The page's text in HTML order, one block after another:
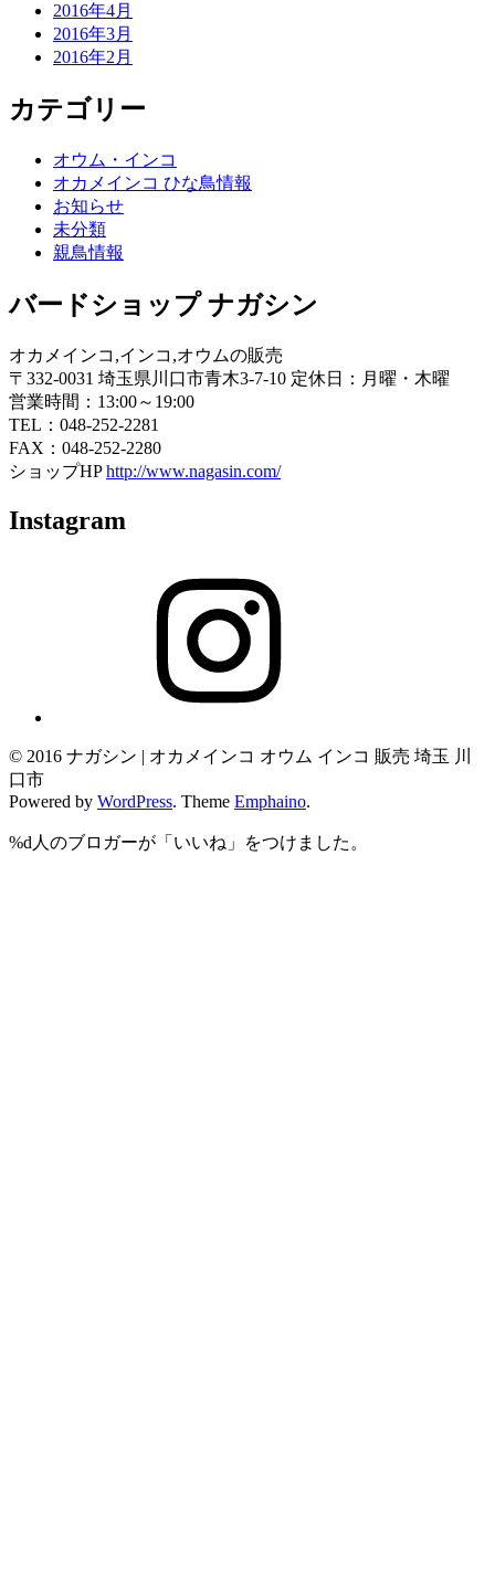
2016年4月
2016年3月
2016年2月
カテゴリー
オウム・インコ
オカメインコ ひな鳥情報
お知らせ
未分類
親鳥情報
バードショップ ナガシン
オカメインコ,インコ,オウムの販売
〒332-0031 埼玉県川口市青木3-7-10 定休日：月曜・木曜
営業時間：13:00～19:00
TEL：048-252-2281
FAX：048-252-2280
ショップHPhttp://www.nagasin.com/
Instagram
© 2016 ナガシン | オカメインコ オウム インコ 販売 埼玉 川
口市
Powered by WordPress. Theme Emphaino.
%d 人のブロガーが「いいね」をつけました。